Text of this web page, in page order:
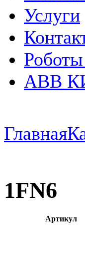
Услуги
ABB
Главная
1FN6
Артикул